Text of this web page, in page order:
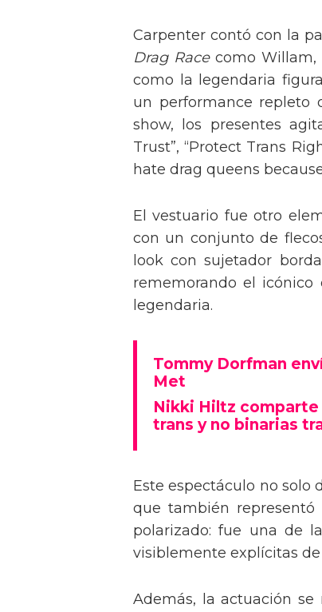
Carpenter contó con la
Drag Racecomo Willam,
como la legendaria
un performance repleto
show, los presentes
Trust”, “Protect Trans
hate drag queens
El vestuario fue otro
con un conjunto de
look con sujetador
rememorando el icónico
legendaria.
Tommy Dorfman
Met
Nikki Hiltz comparte
trans y no binarias
Este espectáculo no solo
que también
polarizado: fue una de
visiblemente explícitas de
Además, la actuación